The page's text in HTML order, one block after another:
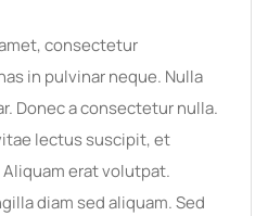
consectetur
in pulvinar neque. Nulla
Donec a consectetur nulla.
lectus suscipit, et
erat volutpat.
diam sed aliquam. Sed